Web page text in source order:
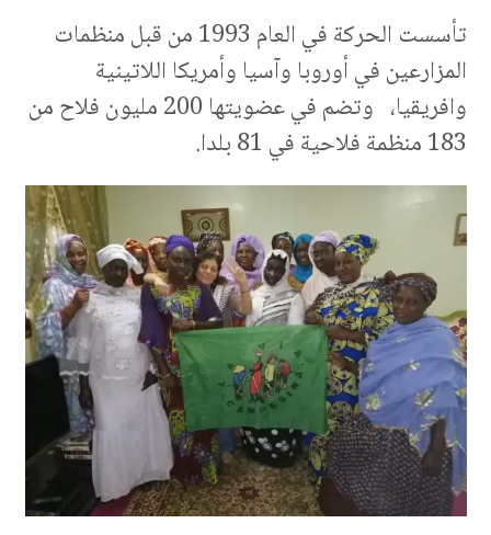
تأسست الحركة في العام 1993 من قبل منظمات
المزارعين في أوروبا وآسيا وأمريكا اللاتينية
وافريقيا، وتضم في عضويتها 200 مليون فلاح من
183 منظمة فلاحية في 81 بلدا.